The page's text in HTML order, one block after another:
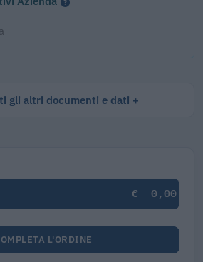
gli altri documenti e dati
€ 0,00
L'ORDINE